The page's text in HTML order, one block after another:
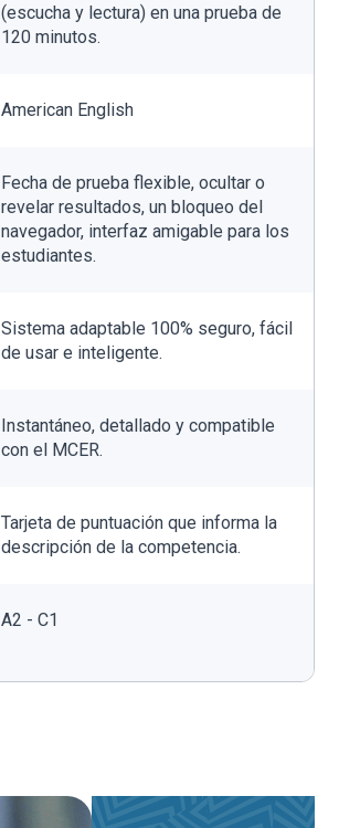
(escucha y lectura) en una prueba de
120 minutos.
American English
Fecha de prueba flexible, ocultar o
revelar resultados, un bloqueo del
navegador, interfaz amigable para los
estudiantes.
Sistema adaptable 100% seguro, fácil
de usar e inteligente.
Instantáneo, detallado y compatible
con el MCER.
Tarjeta de puntuación que informa la
descripción de la competencia.
A2 - C1